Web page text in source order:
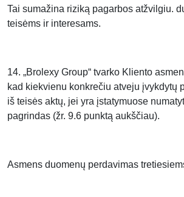
Tai sumažina riziką pagarbos atžvilgiu.
teisėms ir interesams.
14. „Brolexy Group“ tvarko Kliento
kad kiekvienu konkrečiu atveju įvykdytų
iš teisės aktų, jei yra įstatymuose
pagrindas (žr. 9.6 punktą aukščiau).
Asmens duomenų perdavimas